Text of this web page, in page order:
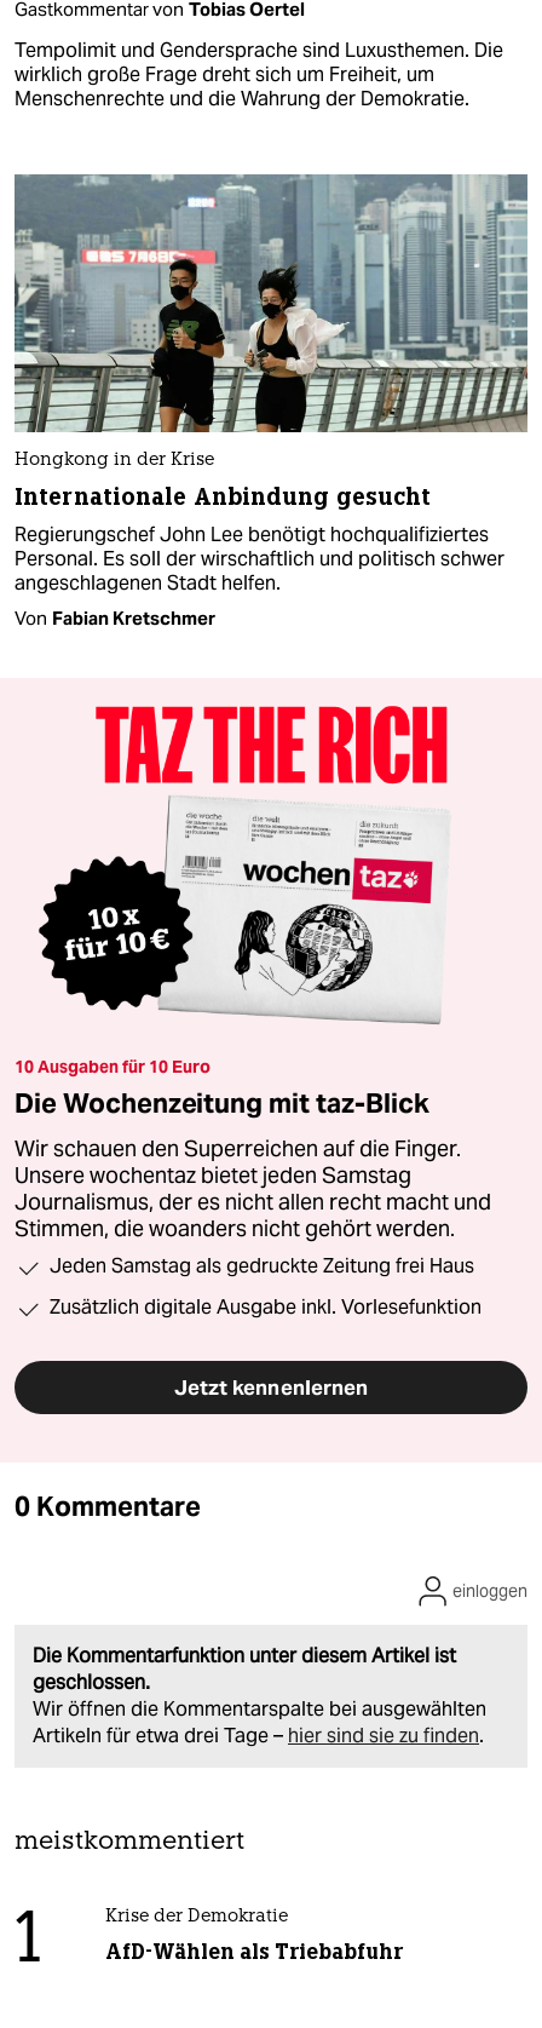
Gastkommentar von Tobias Oertel
Tempolimit und Gendersprache sind Luxusthemen. Die
wirklich große Frage dreht sich um Freiheit, um
Menschenrechte und die Wahrung der Demokratie.
Hongkong in der Krise
Internationale Anbindung gesucht
Regierungschef John Lee benötigt hochqualifiziertes
Personal. Es soll der wirschaftlich und politisch schwer
angeschlagenen Stadt helfen.
Von Fabian Kretschmer
10 Ausgaben für 10 Euro
Die Wochenzeitung mit taz-Blick
Wir schauen den Superreichen auf die Finger.
Unsere wochentaz bietet jeden Samstag
Journalismus, der es nicht allen recht macht und
Stimmen, die woanders nicht gehört werden.
Jeden Samstag als gedruckte Zeitung frei Haus
Zusätzlich digitale Ausgabe inkl. Vorlesefunktion
Jetzt kennenlernen
0 Kommentare
Die Kommentarfunktion unter diesem Artikel ist
geschlossen.
Wir öffnen die Kommentarspalte bei ausgewählten
Artikeln für etwa drei Tage – hier sind sie zu finden.
einloggen
meistkommentiert
1 Krise der Demokratie
AfD-Wählen als Triebabfuhr